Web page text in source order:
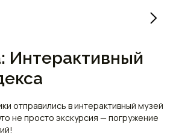
Интерактивный
отправились в интерактивный музей
не просто экскурсия — погружение